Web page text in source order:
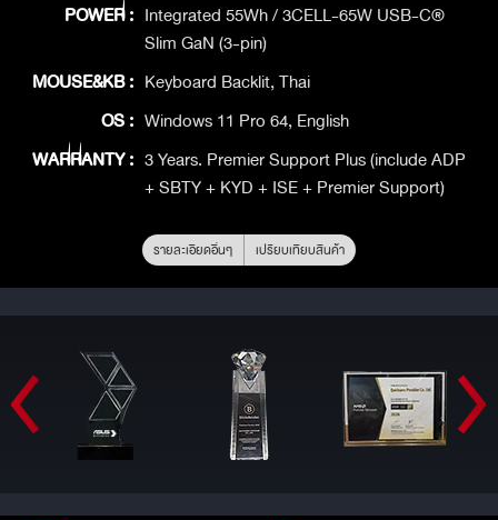
POWER : Integrated 55Wh / 3CELL-65W USB-C®
Slim GaN (3-pin)
MOUSE&KB : Keyboard Backlit, Thai
OS : Windows 11 Pro 64, English
WARRANTY : 3 Years. Premier Support Plus (include ADP
+ SBTY + KYD + ISE + Premier Support)
รายละเอียดอื่นๆ เปรียบเทียบสินค้า